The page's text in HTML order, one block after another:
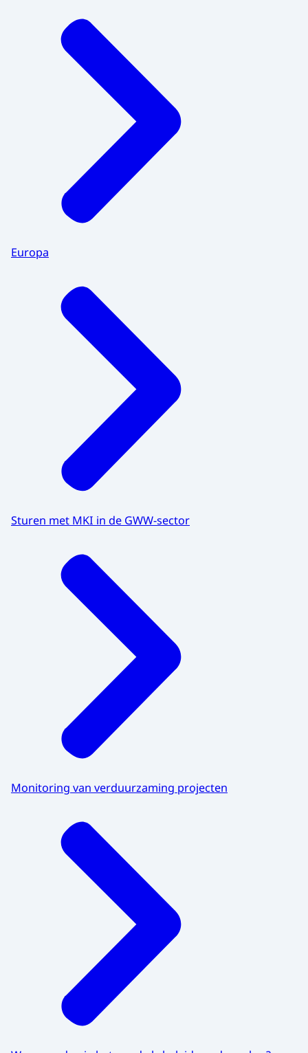
Europa
Sturen met MKI in de GWW-sector
Monitoring van verduurzaming projecten